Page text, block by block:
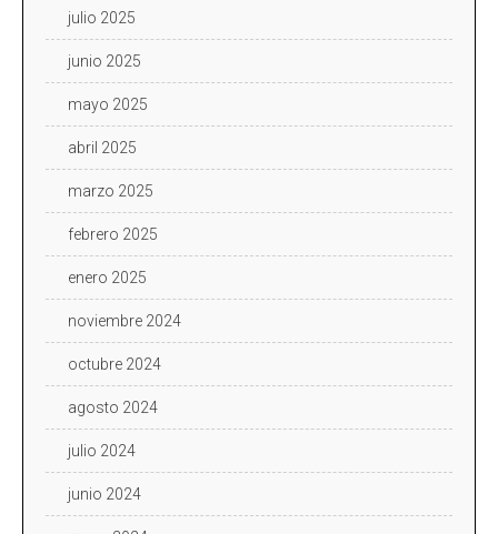
julio 2025
junio 2025
mayo 2025
abril 2025
marzo 2025
febrero 2025
enero 2025
noviembre 2024
octubre 2024
agosto 2024
julio 2024
junio 2024